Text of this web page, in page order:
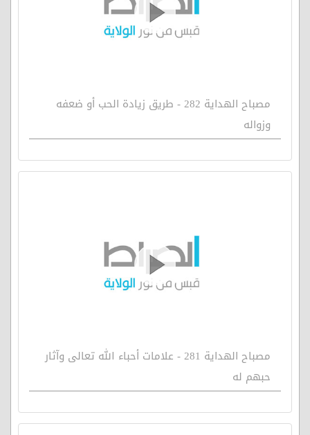
مصباح الهداية 282 - طريق زيادة الحب أو ضعفه
وزواله
مصباح الهداية 281 - علامات أحباء الله تعالى وآثار
حبهم له